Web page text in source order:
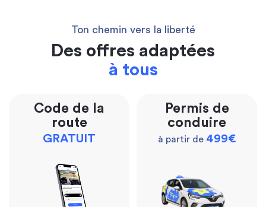
Ton chemin vers la liberté
Des offres adaptées
à tous
Code de la
route
GRATUIT
Permis de
conduire
à partir de 499€